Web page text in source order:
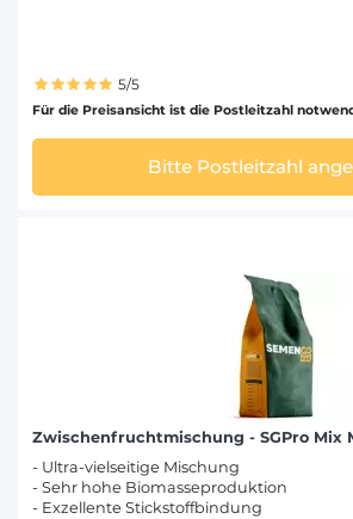
5/5
Für die Preisansicht ist die Postleitzahl
Bitte Postleitzahl
Zwischenfruchtmischung - SGPro Mix
- Ultra-vielseitige Mischung
- Sehr hohe Biomasseproduktion
- Exzellente Stickstoffbindung